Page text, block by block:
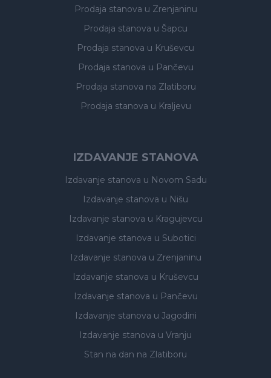
Prodaja stanova u Zrenjaninu
Prodaja stanova u Šapcu
Prodaja stanova u Kruševcu
Prodaja stanova u Pančevu
Prodaja stanova na Zlatiboru
Prodaja stanova u Kraljevu
IZDAVANJE STANOVA
Izdavanje stanova u Novom Sadu
Izdavanje stanova u Nišu
Izdavanje stanova u Kragujevcu
Izdavanje stanova u Subotici
Izdavanje stanova u Zrenjaninu
Izdavanje stanova u Kruševcu
Izdavanje stanova u Pančevu
Izdavanje stanova u Jagodini
Izdavanje stanova u Vranju
Stan na dan na Zlatiboru